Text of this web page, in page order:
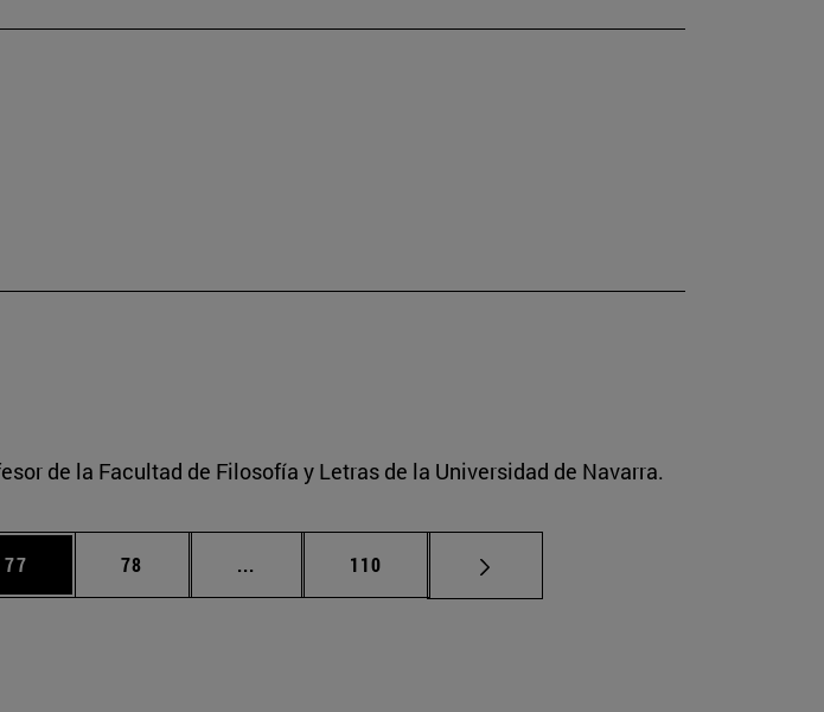
de la Facultad de Filosofía y Letras de la Universidad de Navarra.
TAB para desplazarse.
Página
77 Página
78 ... Páginas intermedias Use TAB para desplazarse.
Página
110